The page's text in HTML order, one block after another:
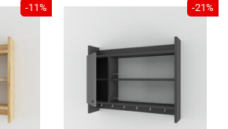
-11% -21%